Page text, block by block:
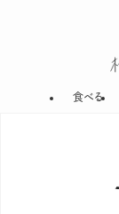
食べる